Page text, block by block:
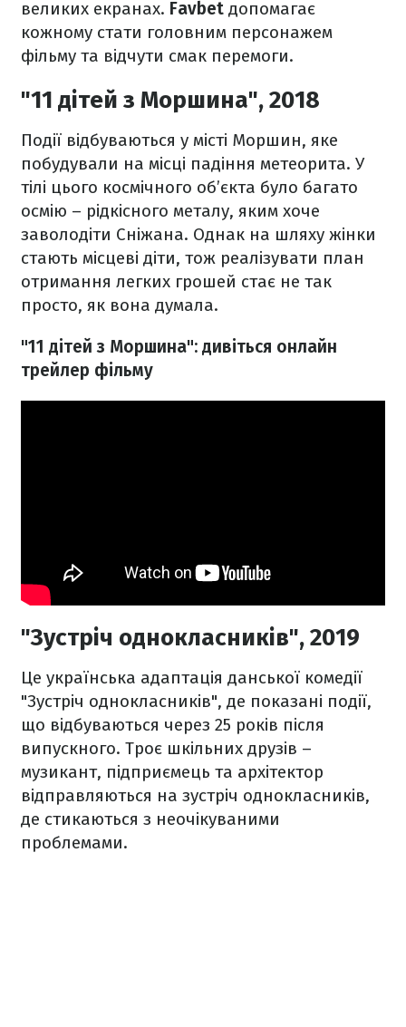
великих екранах. Favbet допомагає
кожному стати головним персонажем
фільму та відчути смак перемоги.
"11 дітей з Моршина", 2018
Події відбуваються у місті Моршин, яке
побудували на місці падіння метеорита. У
тілі цього космічного об’єкта було багато
осмію – рідкісного металу, яким хоче
заволодіти Сніжана. Однак на шляху жінки
стають місцеві діти, тож реалізувати план
отримання легких грошей стає не так
просто, як вона думала.
"11 дітей з Моршина": дивіться онлайн
трейлер фільму
"Зустріч однокласників", 2019
Це українська адаптація данської комедії
"Зустріч однокласників", де показані події,
що відбуваються через 25 років після
випускного. Троє шкільних друзів –
музикант, підприємець та архітектор
відправляються на зустріч однокласників,
де стикаються з неочікуваними
проблемами.